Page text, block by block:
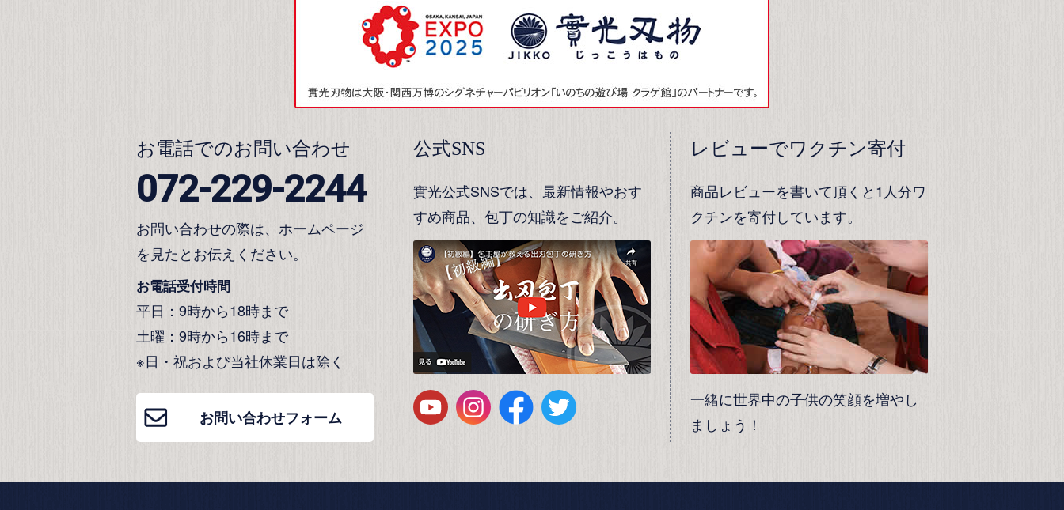
お電話でのお問い合わせ
072-229-2244
お問い合わせの際は、ホームページ
を見たとお伝えください。
お電話受付時間
平日：9時から18時まで
土曜：9時から16時まで
※日・祝および当社休業日は除く
お問い合わせフォーム
公式SNS
實光公式SNSでは、最新情報やおす
すめ商品、包丁の知識をご紹介。
レビューでワクチン寄付
商品レビューを書いて頂くと1人分ワ
クチンを寄付しています。
一緒に世界中の子供の笑顔を増やし
ましょう！